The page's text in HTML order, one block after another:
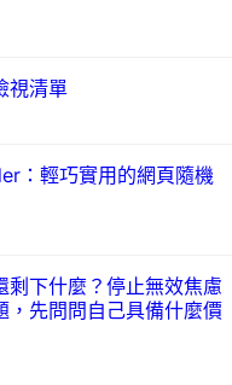
視清單
：輕巧實用的網頁隨機
剩下什麼？停止無效焦慮
，先問問自己具備什麼價